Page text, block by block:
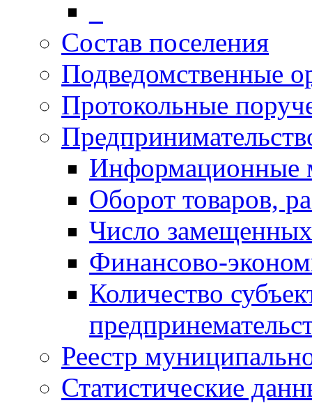
Состав поселения
Подведомственные
Протокольные
Информационные
Оборот товаров,
Число
Финансово-
Количество
Реестр
Статистические